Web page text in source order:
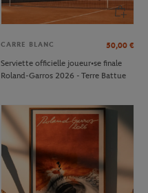
CARRE BLANC 50,00 €
Serviette officielle joueur•se finale
Roland-Garros 2026 - Terre Battue